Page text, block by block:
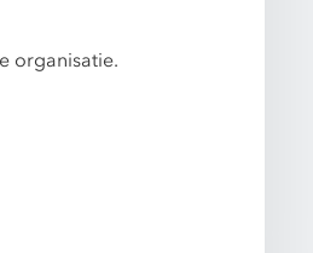
organisatie.